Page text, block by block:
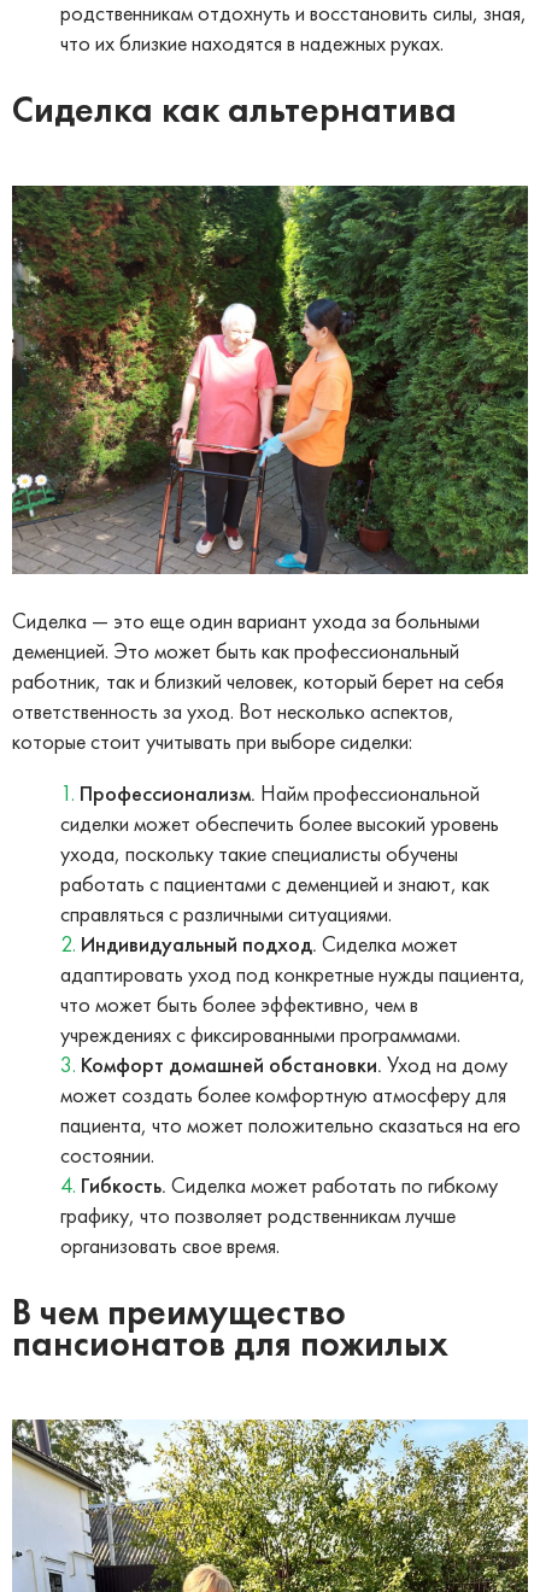
родственникам отдохнуть и восстановить силы, зная,
что их близкие находятся в надежных руках.
Сиделка как альтернатива
Сиделка — это еще один вариант ухода за больными
деменцией. Это может быть как профессиональный
работник, так и близкий человек, который берет на себя
ответственность за уход. Вот несколько аспектов,
которые стоит учитывать при выборе сиделки:
Профессионализм. Найм профессиональной
сиделки может обеспечить более высокий уровень
ухода, поскольку такие специалисты обучены
работать с пациентами с деменцией и знают, как
справляться с различными ситуациями.
Индивидуальный подход. Сиделка может
адаптировать уход под конкретные нужды пациента,
что может быть более эффективно, чем в
учреждениях с фиксированными программами.
Комфорт домашней обстановки. Уход на дому
может создать более комфортную атмосферу для
пациента, что может положительно сказаться на его
состоянии.
Гибкость. Сиделка может работать по гибкому
графику, что позволяет родственникам лучше
организовать свое время.
В чем преимущество
пансионатов для пожилых